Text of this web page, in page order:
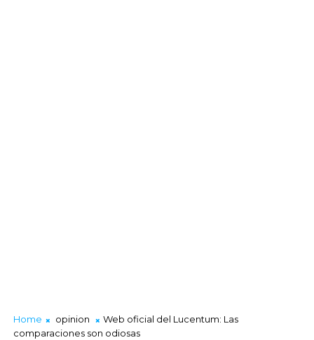
Home opinion
Web oficial del Lucentum: Las
comparaciones son odiosas